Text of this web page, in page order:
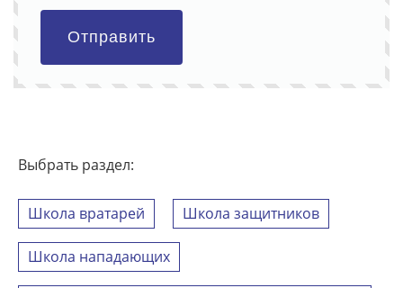
Отправить
Выбрать раздел:
Школа вратарей Школа защитников
Школа нападающих